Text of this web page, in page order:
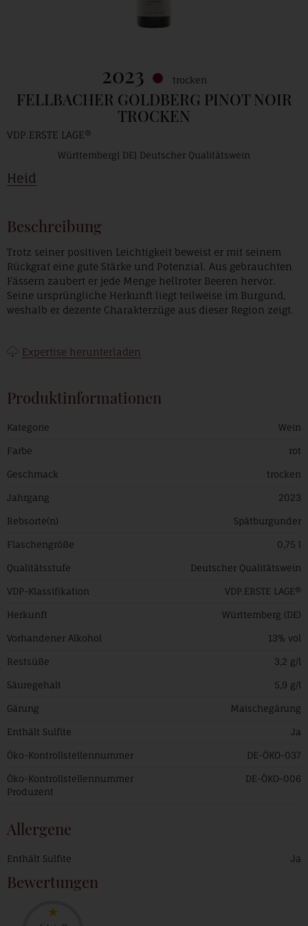
2023 trocken
FELLBACHER GOLDBERG PINOT NOIR
TROCKEN
VDP.ERSTE LAGE®
Württemberg DE Deutscher Qualitätswein
Heid
Beschreibung
Trotz seiner positiven Leichtigkeit beweist er mit seinem
Rückgrat eine gute Stärke und Potenzial. Aus gebrauchten
Fässern zaubert er jede Menge hellroter Beeren hervor.
Seine ursprüngliche Herkunft liegt teilweise im Burgund,
weshalb er dezente Charakterzüge aus dieser Region zeigt.
Expertise herunterladen
Produktinformationen
Kategorie Wein
Farbe rot
Geschmack trocken
Jahrgang 2023
Rebsorte(n) Spätburgunder
Flaschengröße 0,75 l
Qualitätsstufe Deutscher Qualitätswein
VDP-Klassifikation VDP.ERSTE LAGE®
Herkunft Württemberg (DE)
Vorhandener Alkohol 13% vol
Restsüße 3,2 g/l
Säuregehalt 5,9 g/l
Gärung Maischegärung
Enthält Sulfite Ja
Öko-Kontrollstellennummer DE-ÖKO-037
Öko-Kontrollstellennummer
Produzent
DE-ÖKO-006
Allergene
Enthält Sulfite Ja
Bewertungen